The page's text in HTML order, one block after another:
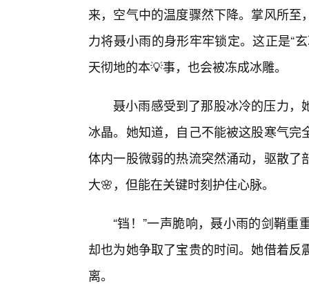
来，空气中的温度骤然下降。掌风所
力将聂小雨的身形牢牢锁定。这正是“
天彻地的本💡事，也会被冻成冰雕。
聂小雨感受到了那股冰冷的压力，
冰晶。她知道，自己不能被这股寒气
体内一股微弱的热流突然涌动，驱散
大🌸，但能在关键时刻护住心脉。
“铛！”一声脆响，聂小雨的剑鞘
却也为她争取了宝贵的时间。她借着
离。